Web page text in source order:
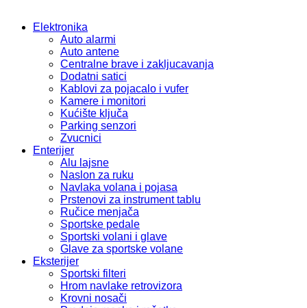
Elektronika
Auto alarmi
Auto antene
Centralne brave i zakljucavanja
Dodatni satici
Kablovi za pojacalo i vufer
Kamere i monitori
Kućište ključa
Parking senzori
Zvucnici
Enterijer
Alu lajsne
Naslon za ruku
Navlaka volana i pojasa
Prstenovi za instrument tablu
Ručice menjača
Sportske pedale
Sportski volani i glave
Glave za sportske volane
Eksterijer
Sportski filteri
Hrom navlake retrovizora
Krovni nosači